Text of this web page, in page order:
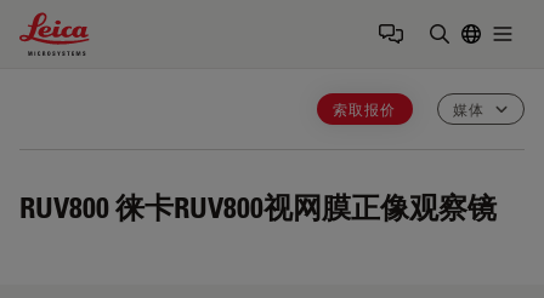
Leica Microsystems Logo
索取报价 媒体
RUV800徕卡RUV800视网膜正像观察镜